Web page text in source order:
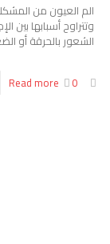
الم العيون من
وتتراوح أسبابها بين
الشعور بالحرقة أو
0
Read more